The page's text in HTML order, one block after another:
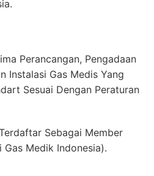
Perancangan, Pengadaan
Instalasi Gas Medis Yang
Sesuai Dengan Peraturan
Sebagai Member
Gas Medik Indonesia).